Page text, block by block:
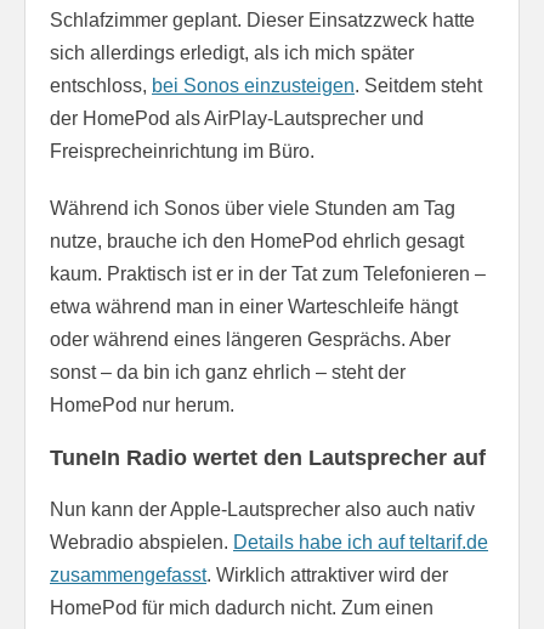
Schlafzimmer geplant. Dieser Einsatzzweck hatte
sich allerdings erledigt, als ich mich später
entschloss, bei Sonos einzusteigen. Seitdem steht
der HomePod als AirPlay-Lautsprecher und
Freisprecheinrichtung im Büro.
Während ich Sonos über viele Stunden am Tag
nutze, brauche ich den HomePod ehrlich gesagt
kaum. Praktisch ist er in der Tat zum Telefonieren –
etwa während man in einer Warteschleife hängt
oder während eines längeren Gesprächs. Aber
sonst – da bin ich ganz ehrlich – steht der
HomePod nur herum.
TuneIn Radio wertet den Lautsprecher auf
Nun kann der Apple-Lautsprecher also auch nativ
Webradio abspielen. Details habe ich auf teltarif.de
zusammengefasst. Wirklich attraktiver wird der
HomePod für mich dadurch nicht. Zum einen